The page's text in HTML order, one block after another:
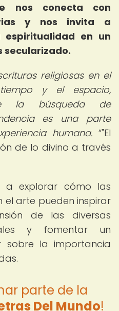
nos conecta con
y nos invita a
espiritualidad en un
secularizado.
religiosas en el
y el espacio,
la búsqueda de
es una parte
humana.
"El
de lo divino a través
explorar cómo las
el arte pueden inspirar
de las diversas
y fomentar un
sobre la importancia
parte de la
Del Mundo!